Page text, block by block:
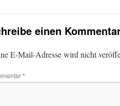
einen
E-Mail-Adresse wird nicht
*